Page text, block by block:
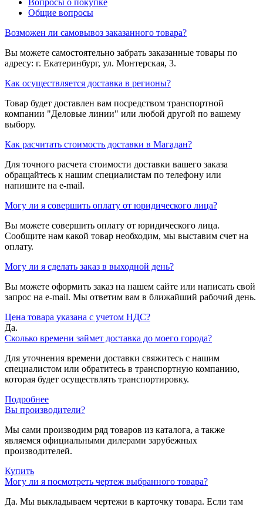
Общие вопросы
Возможен ли самовывоз заказанного товара?
Вы можете самостоятельно забрать заказанные товары по
адресу: г. Екатеринбург, ул. Монтерская, 3.
Как осуществляется доставка в регионы?
Товар будет доставлен вам посредством транспортной
компании "Деловые линии" или любой другой по вашему
выбору.
Как расчитать стоимость доставки в Магадан?
Для точного расчета стоимости доставки вашего заказа
обращайтесь к нашим специалистам по телефону или
напишите на e-mail.
Могу ли я совершить оплату от юридического лица?
Вы можете совершить оплату от юридического лица.
Сообщите нам какой товар необходим, мы выставим счет на
оплату.
Могу ли я сделать заказ в выходной день?
Вы можете оформить заказ на нашем сайте или написать свой
запрос на e-mail. Мы ответим вам в ближайший рабочий день.
Цена товара указана с учетом НДС?
Да.
Сколько времени займет доставка до моего города?
Для уточнения времени доставки свяжитесь с нашим
специалистом или обратитесь в транспортную компанию,
которая будет осуществлять транспортировку.
Подробнее
Вы производители?
Мы сами производим ряд товаров из каталога, а также
являемся официальными дилерами зарубежных
производителей.
Купить
Могу ли я посмотреть чертеж выбранного товара?
Да. Мы выкладываем чертежи в карточку товара. Если там